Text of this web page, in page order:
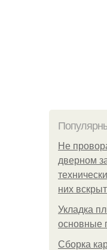
Не
дверном
них
Укладка
основные
Сборка